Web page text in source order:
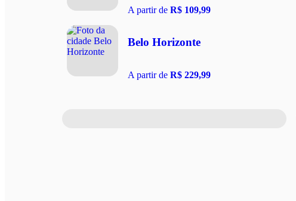
A partir de R$ 109,99
Belo Horizonte
A partir de R$ 229,99